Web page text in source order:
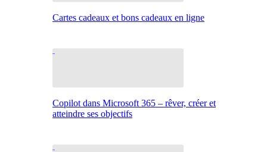
Cartes cadeaux et bons cadeaux en ligne
Copilot dans Microsoft 365 – rêver, créer et
atteindre ses objectifs